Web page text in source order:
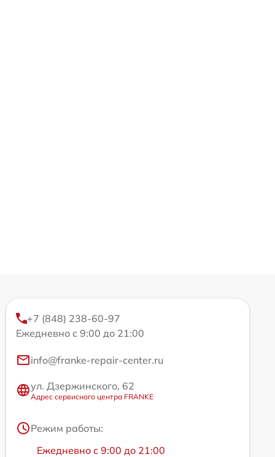
+7 (848) 238-60-97
Ежедневно с 9:00 до 21:00
info@franke-repair-center.ru
ул. Дзержинского, 62
Адрес сервисного центра FRANKE
Режим работы:
Ежедневно с 9:00 до 21:00